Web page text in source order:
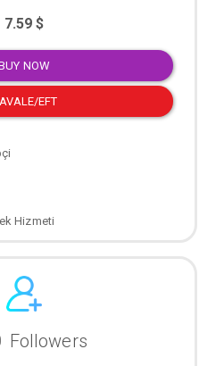
7.59 $
NOW
EFT
Hizmeti
Followers